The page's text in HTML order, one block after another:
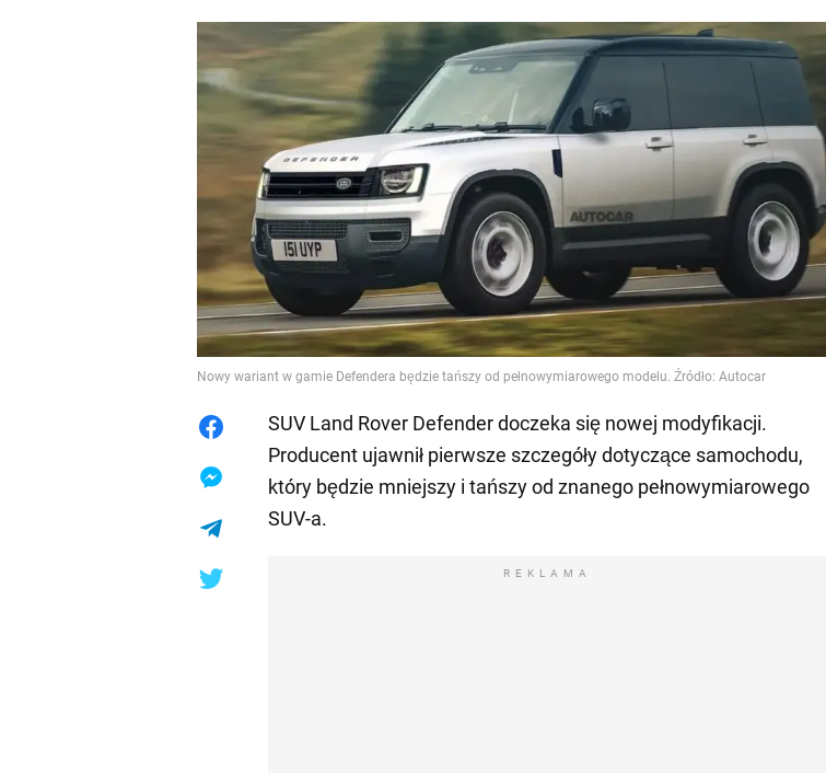
Nowy wariant w gamie Defendera będzie tańszy od pełnowymiarowego modelu. Źródło: Autocar
SUV Land Rover Defender doczeka się nowej modyfikacji.
Producent ujawnił pierwsze szczegóły dotyczące samochodu,
który będzie mniejszy i tańszy od znanego pełnowymiarowego
SUV-a.
REKLAMA